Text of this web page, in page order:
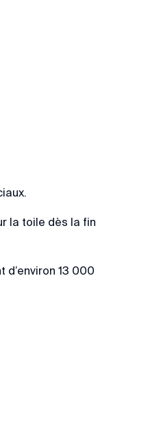
la toile dès la fin
13 000